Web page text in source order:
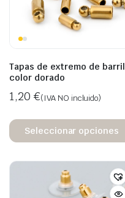
Tapas de extremo de barril
color dorado
1,20 €(IVA NO incluido)
Seleccionar opciones